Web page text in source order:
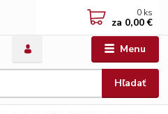
Menu
Hľadať
0 ks
za 0,00 €